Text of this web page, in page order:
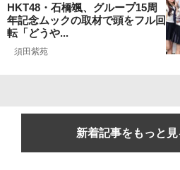
HKT48・石橋颯、グループ15周
年記念ムックの取材で頭をフル回
転「どうや...
須田紫苑
新着記事をもっと見